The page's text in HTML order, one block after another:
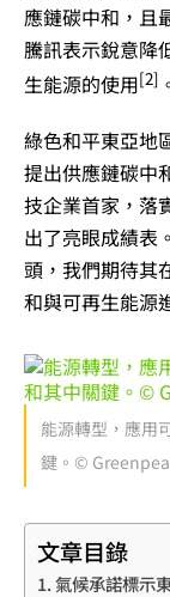
應鏈碳中和，且
騰訊表示銳意降
生能源的使用[2]
綠色和平東亞地
提出供應鏈碳中
技企業首家，落
出了亮眼成績表
頭，我們期待其
和與可再生能源
能源轉型，應用
鍵。©
文章目錄
氣候承諾標示